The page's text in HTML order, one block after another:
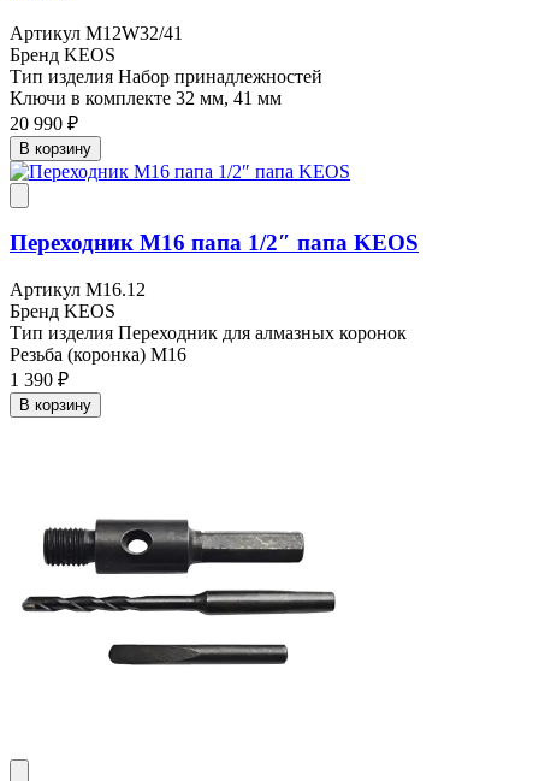
Артикул M12W32/41
Бренд KEOS
Тип изделия Набор принадлежностей
Ключи в комплекте 32 мм, 41 мм
20 990 ₽
В корзину
Переходник M16 папа 1/2″ папа KEOS
Артикул M16.12
Бренд KEOS
Тип изделия Переходник для алмазных коронок
Резьба (коронка) M16
1 390 ₽
В корзину